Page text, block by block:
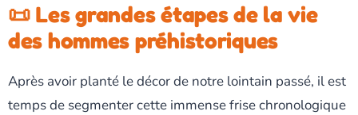
📜 Les grandes étapes de la vie
des hommes préhistoriques
Après avoir planté le décor de notre lointain passé, il est
temps de segmenter cette immense frise chronologique